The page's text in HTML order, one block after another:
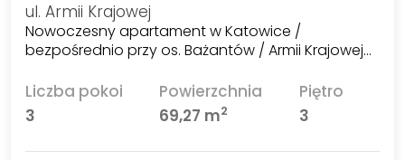
ul. Armii Krajowej
Nowoczesny apartament w Katowice /
bezpośrednio przy os. Bażantów / Armii Krajowej…
Liczba pokoi
3
Powierzchnia
69,27 m2
Piętro
3